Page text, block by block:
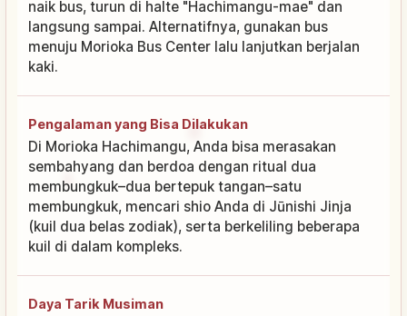
naik bus, turun di halte "Hachimangu-mae" dan
langsung sampai. Alternatifnya, gunakan bus
menuju Morioka Bus Center lalu lanjutkan berjalan
kaki.
Pengalaman yang Bisa Dilakukan
Di Morioka Hachimangu, Anda bisa merasakan
sembahyang dan berdoa dengan ritual dua
membungkuk–dua bertepuk tangan–satu
membungkuk, mencari shio Anda di Jūnishi Jinja
(kuil dua belas zodiak), serta berkeliling beberapa
kuil di dalam kompleks.
Daya Tarik Musiman